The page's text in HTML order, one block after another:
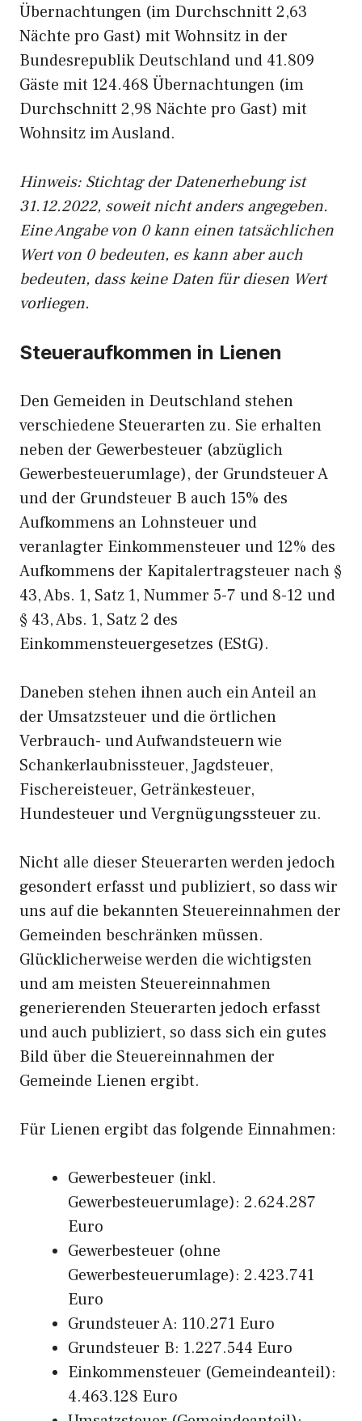
Übernachtungen (im Durchschnitt 2,63
Nächte pro Gast) mit Wohnsitz in der
Bundesrepublik Deutschland und 41.809
Gäste mit 124.468 Übernachtungen (im
Durchschnitt 2,98 Nächte pro Gast) mit
Wohnsitz im Ausland.
Hinweis: Stichtag der Datenerhebung ist
31.12.2022, soweit nicht anders angegeben.
Eine Angabe von 0 kann einen tatsächlichen
Wert von 0 bedeuten, es kann aber auch
bedeuten, dass keine Daten für diesen Wert
vorliegen.
Steueraufkommen in Lienen
Den Gemeiden in Deutschland stehen
verschiedene Steuerarten zu. Sie erhalten
neben der Gewerbesteuer (abzüglich
Gewerbesteuerumlage), der Grundsteuer A
und der Grundsteuer B auch 15% des
Aufkommens an Lohnsteuer und
veranlagter Einkommensteuer und 12% des
Aufkommens der Kapitalertragsteuer nach §
43, Abs. 1, Satz 1, Nummer 5-7 und 8-12 und
§ 43, Abs. 1, Satz 2 des
Einkommensteuergesetzes (EStG).
Daneben stehen ihnen auch ein Anteil an
der Umsatzsteuer und die örtlichen
Verbrauch- und Aufwandsteuern wie
Schankerlaubnissteuer, Jagdsteuer,
Fischereisteuer, Getränkesteuer,
Hundesteuer und Vergnügungssteuer zu.
Nicht alle dieser Steuerarten werden jedoch
gesondert erfasst und publiziert, so dass wir
uns auf die bekannten Steuereinnahmen der
Gemeinden beschränken müssen.
Glücklicherweise werden die wichtigsten
und am meisten Steuereinnahmen
generierenden Steuerarten jedoch erfasst
und auch publiziert, so dass sich ein gutes
Bild über die Steuereinnahmen der
Gemeinde Lienen ergibt.
Für Lienen ergibt das folgende Einnahmen:
Gewerbesteuer (inkl.
Gewerbesteuerumlage): 2.624.287
Euro
Gewerbesteuer (ohne
Gewerbesteuerumlage): 2.423.741
Euro
Grundsteuer A: 110.271 Euro
Grundsteuer B: 1.227.544 Euro
Einkommensteuer (Gemeindeanteil):
4.463.128 Euro